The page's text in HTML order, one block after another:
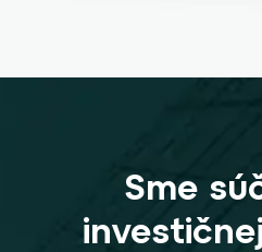
Sme